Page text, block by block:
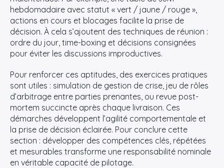
hebdomadaire avec statut « vert / jaune / rouge »,
actions en cours et blocages facilite la prise de
décision. À cela s’ajoutent des techniques de réunion :
ordre du jour, time-boxing et décisions consignées
pour éviter les discussions improductives.
Pour renforcer ces aptitudes, des exercices pratiques
sont utiles : simulation de gestion de crise, jeu de rôles
d’arbitrage entre parties prenantes, ou revue post-
mortem succincte après chaque livraison. Ces
démarches développent l’agilité comportementale et
la prise de décision éclairée. Pour conclure cette
section : développer des compétences clés, répétées
et mesurables transforme une responsabilité nominale
en véritable capacité de pilotage.